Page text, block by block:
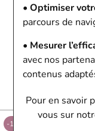
• Optimiser
parcours de
• Mesurer
avec nos
contenus
Pour en savoir
vous sur
Just'or
Collier coeur en argent
oxydes de
Ou4x 20.03€sans
-10%